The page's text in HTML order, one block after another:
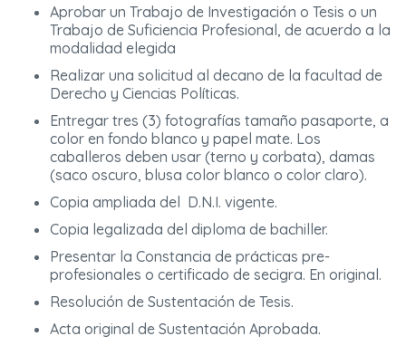
Aprobar un Trabajo de Investigación o Tesis o un
Trabajo de Suficiencia Profesional, de acuerdo a la
modalidad elegida
Realizar una solicitud al decano de la facultad de
Derecho y Ciencias Políticas.
Entregar tres (3) fotografías tamaño pasaporte, a
color en fondo blanco y papel mate. Los
caballeros deben usar (terno y corbata), damas
(saco oscuro, blusa color blanco o color claro).
Copia ampliada del D.N.I. vigente.
Copia legalizada del diploma de bachiller.
Presentar la Constancia de prácticas pre-
profesionales o certificado de secigra. En original.
Resolución de Sustentación de Tesis.
Acta original de Sustentación Aprobada.